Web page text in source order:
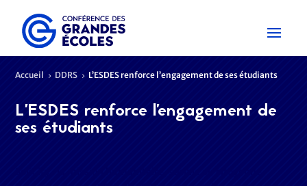
Accueil 5 DDRS 5 L’ESDES renforce l’engagement de ses étudiants
L’ESDES renforce l’engagement de
ses étudiants